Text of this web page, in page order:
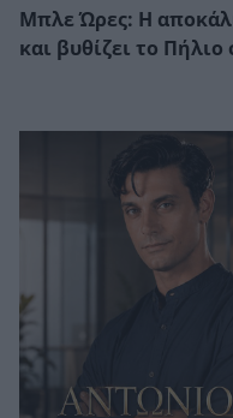
Μπλε Ώρες: Η
και βυθίζει το